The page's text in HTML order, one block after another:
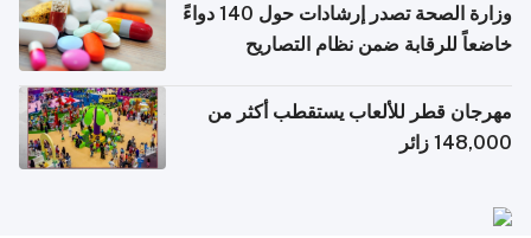
وزارة الصحة تصدر إرشادات حول 140 دواءً
خاضعاً للرقابة ضمن نظام التصاريح
مهرجان قطر للألعاب يستقطب أكثر من
148,000 زائر